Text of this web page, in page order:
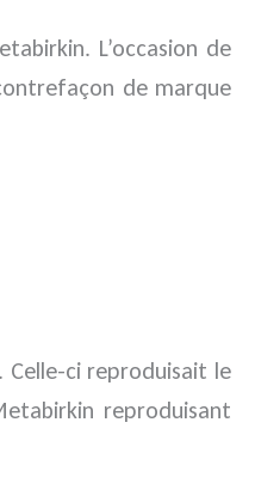
L’occasion de
de marque
ci reproduisait le
reproduisant